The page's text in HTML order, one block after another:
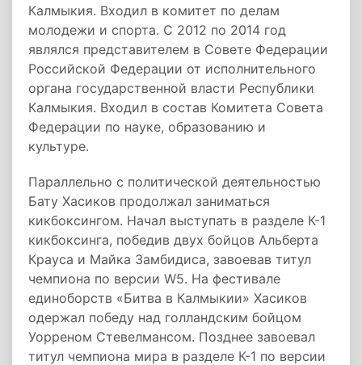
Калмыкия. Входил в комитет по делам
молодежи и спорта. С 2012 по 2014 год
являлся представителем в Совете Федерации
Российской Федерации от исполнительного
органа государственной власти Республики
Калмыкия. Входил в состав Комитета Совета
Федерации по науке, образованию и
культуре.
Параллельно с политической деятельностью
Бату Хасиков продолжал заниматься
кикбоксингом. Начал выступать в разделе К-1
кикбоксинга, победив двух бойцов Альберта
Крауса и Майка Замбидиса, завоевав титул
чемпиона по версии W5. На фестивале
единоборств «Битва в Калмыкии» Хасиков
одержал победу над голландским бойцом
Уорреном Стевелмансом. Позднее завоевал
титул чемпиона мира в разделе К-1 по версии